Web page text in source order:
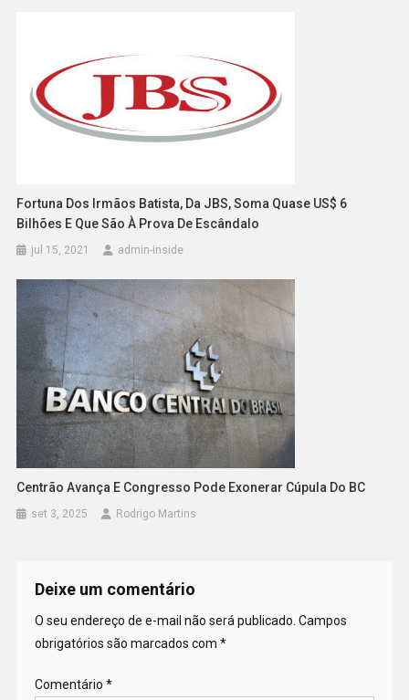
Fortuna Dos Irmãos Batista, Da JBS, Soma Quase US$ 6
Bilhões E Que São À Prova De Escândalo
jul 15, 2021 admin-inside
Centrão Avança E Congresso Pode Exonerar Cúpula Do BC
set 3, 2025 Rodrigo Martins
Deixe um comentário
O seu endereço de e-mail não será publicado. Campos
obrigatórios são marcados com *
Comentário *